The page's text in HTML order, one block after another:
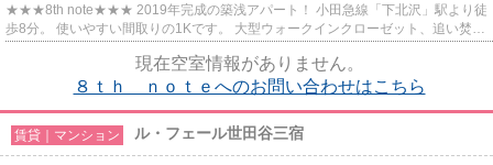
★★★8th note★★★ 2019年完成の築浅アパート！ 小田急線「下北沢」駅より徒
歩8分。 使いやすい間取りの1Kです。 大型ウォークインクローゼット、追い焚
現在空室情報がありません。
８ｔｈ ｎｏｔｅへのお問い合わせはこちら
賃貸｜マンション ル・フェール世田谷三宿